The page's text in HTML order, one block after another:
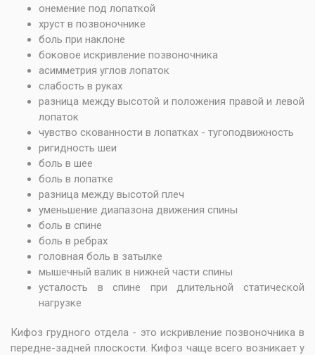
онемение под лопаткой
хруст в позвоночнике
боль при наклоне
боковое искривление позвоночника
асимметрия углов лопаток
слабость в руках
разница между высотой и положения правой и левой
лопаток
чувство скованности в лопатках - тугоподвижность
ригидность шеи
боль в шее
боль в лопатке
разница между высотой плеч
уменьшение диапазона движения спины
боль в спине
боль в ребрах
головная боль в затылке
мышечный валик в нижней части спины
усталость в спине при длительной статической
нагрузке
Кифоз грудного отдела - это искривление позвоночника в
передне-задней плоскости. Кифоз чаще всего возникает у